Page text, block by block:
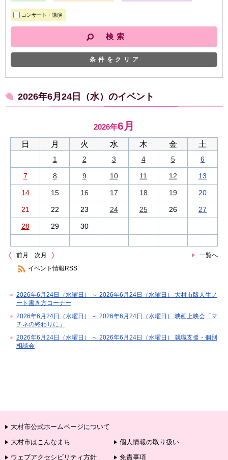
コンサート・講演
条件をクリア
2026年6月24日（水）のイベント
2026年6月
日 月 火 水 木 金 土
1 2 3 4 5 6
7 8 9 10 11 12 13
14 15 16 17 18 19 20
21 22 23 24 25 26 27
28 29 30
前月 一覧へ
次月
イベント情報RSS
2026年6月24日（水曜日） ～ 2026年6月24日（水曜日） 大村市版人生ノ
ート書き方コーナー
2026年6月24日（水曜日） ～ 2026年6月24日（水曜日） 映画上映会「マ
チネの終わりに」
2026年6月24日（水曜日） ～ 2026年6月24日（水曜日） 就職支援・個別
相談会
大村市公式ホームページについて
大村市はこんなまち
個人情報の取り扱い
ウェブアクセシビリティ方針
免責事項